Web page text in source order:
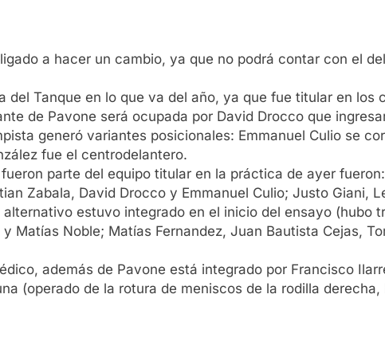
a hacer un cambio, ya que no podrá contar con el
del Tanque en lo que va del año, ya que fue titular en
de Pavone será ocupada por David Drocco que
generó variantes posicionales: Emmanuel Culio se
fue el centrodelantero.
parte del equipo titular en la práctica de ayer
Zabala, David Drocco y Emmanuel Culio; Justo Giani,
estuvo integrado en el inicio del ensayo (hubo
Matías Noble; Matías Fernandez, Juan Bautista Cejas,
además de Pavone está integrado por Francisco
(operado de la rotura de meniscos de la rodilla